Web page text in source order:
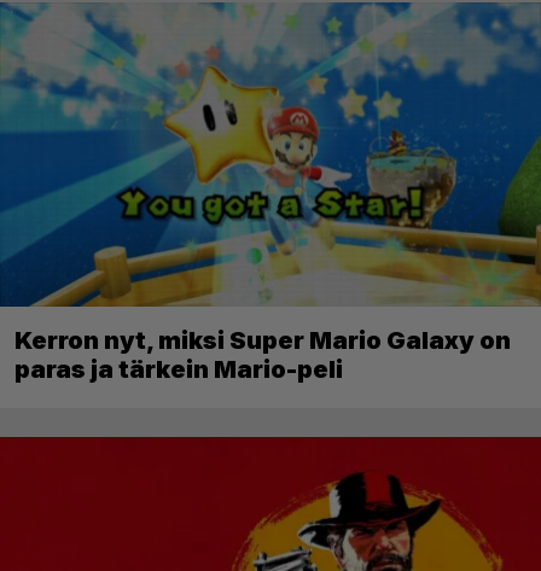
Kerron nyt, miksi Super Mario Galaxy on
paras ja tärkein Mario-peli